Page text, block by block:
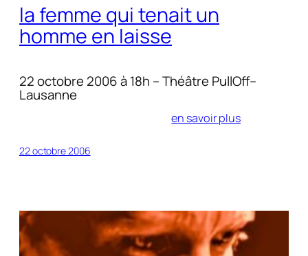
la femme qui tenait un
homme en laisse
22 octobre 2006 à 18h – Théâtre PullOff–
Lausanne
en savoir plus
22 octobre 2006